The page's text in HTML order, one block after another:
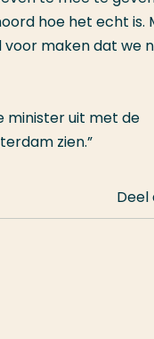
hoe het echt is.
voor maken dat we
minister uit met de
zien.”
Deel